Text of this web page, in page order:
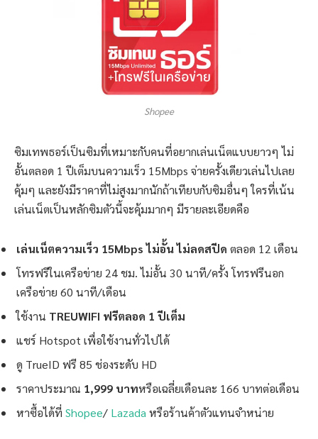
Shopee
ซิมเทพธอร์เป็นซิมที่เหมาะกับคนที่อยากเล่นเน็ตแบบยาวๆ ไม่
อั้นตลอด 1 ปีเต็มบนความเร็ว 15Mbps จ่ายครั้งเดียวเล่นไปเลย
คุ้มๆ และยังมีราคาที่ไม่สูงมากนักถ้าเทียบกับซิมอื่นๆ ใครที่เน้น
เล่นเน็ตเป็นหลักซิมตัวนี้จะคุ้มมากๆ มีรายละเอียดคือ
เล่นเน็ตความเร็ว 15Mbps ไม่อั้น ไม่ลดสปีด ตลอด 12 เดือน
โทรฟรีในเครือข่าย 24 ชม. ไม่อั้น 30 นาที/ครั้ง โทรฟรีนอก
เครือข่าย 60 นาที/เดือน
ใช้งาน TREUWIFI ฟรีตลอด 1 ปีเต็ม
แชร์ Hotspot เพื่อใช้งานทั่วไปได้
ดู TrueID ฟรี 85 ช่องระดับ HD
ราคาประมาณ 1,999 บาทหรือเฉลี่ยเดือนละ 166 บาทต่อเดือน
หาซื้อได้ที่ Shopee/ Lazada หรือร้านค้าตัวแทนจำหน่าย